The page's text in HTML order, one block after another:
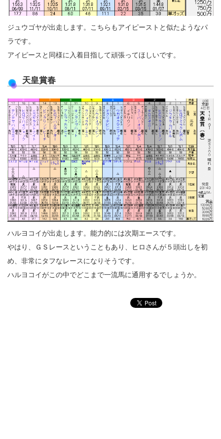
ジュウゴヤが出走します。こちらもアイピーストと似たようなパ
ラです。
アイピースと同様に入着目指して頑張ってほしいです。
天皇賞春
ハルヨコイが出走します。能力的には次期エースです。
やはり、ＧＳレースということもあり、ヒロさんが５頭出しを初
め、非常にタフなレースになりそうです。
ハルヨコイがこの中でどこまで一流馬に通用するでしょうか。